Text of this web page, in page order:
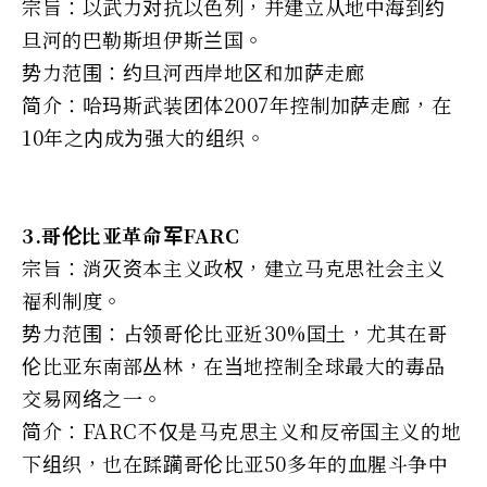
宗旨：以武力对抗以色列，并建立从地中海到约
旦河的巴勒斯坦伊斯兰国。
势力范围：约旦河西岸地区和加萨走廊
简介：哈玛斯武装团体2007年控制加萨走廊，在
10年之内成为强大的组织。
3.哥伦比亚革命军FARC
宗旨：消灭资本主义政权，建立马克思社会主义
福利制度。
势力范围：占领哥伦比亚近30%国土，尤其在哥
伦比亚东南部丛林，在当地控制全球最大的毒品
交易网络之一。
简介：FARC不仅是马克思主义和反帝国主义的地
下组织，也在蹂躏哥伦比亚50多年的血腥斗争中